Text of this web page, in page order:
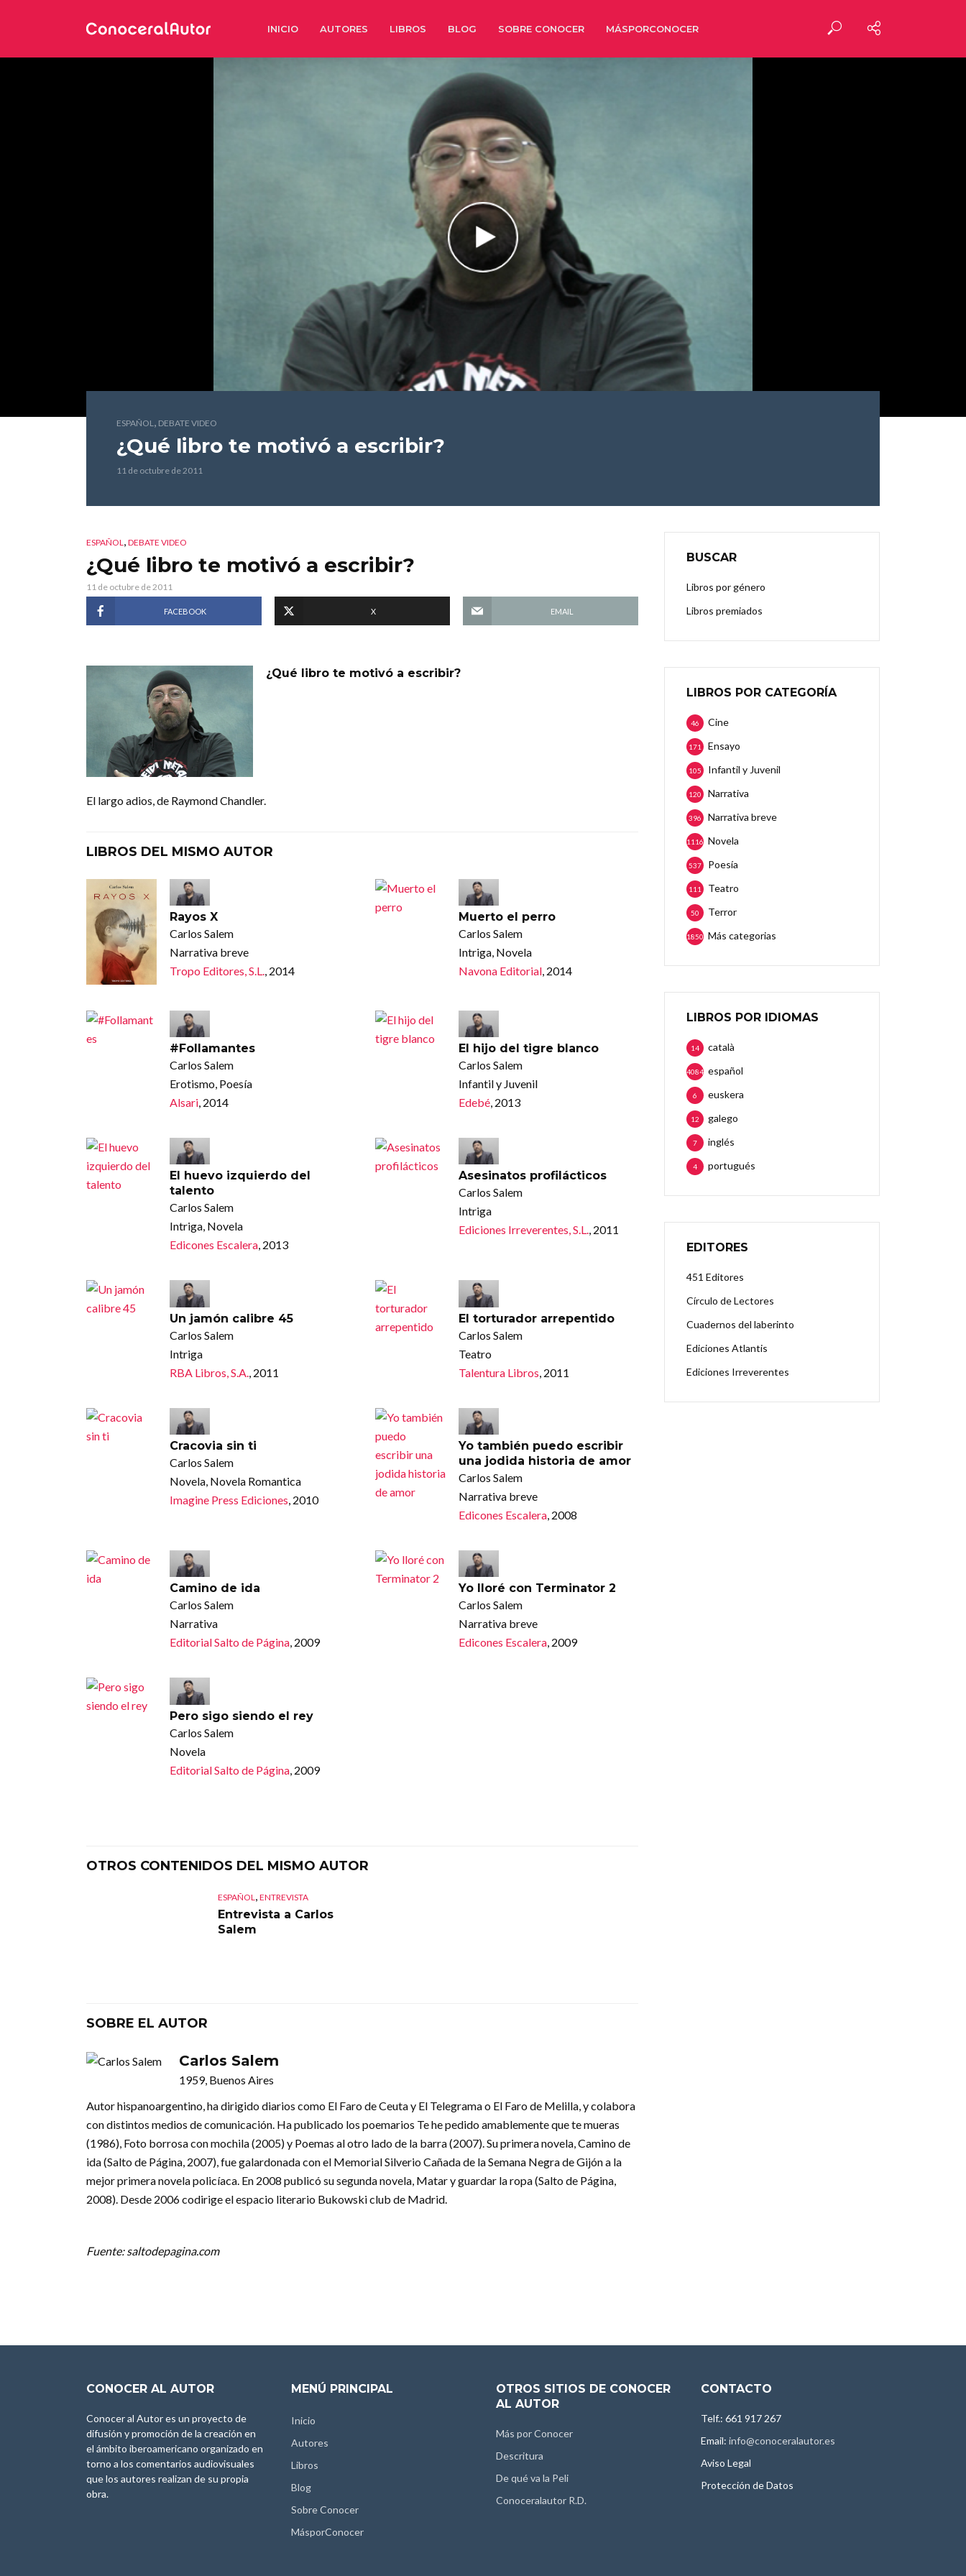
INICIO AUTORES LIBROS BLOG SOBRE CONOCER MÁSPORCONOCER
ESPAÑOL, DEBATE VIDEO
¿Qué libro te motivó a escribir?
11 de octubre de 2011
ESPAÑOL, DEBATE VIDEO
¿Qué libro te motivó a escribir?
11 de octubre de 2011
FACEBOOK X EMAIL
¿Qué libro te motivó a escribir?
El largo adios, de Raymond Chandler.
LIBROS DEL MISMO AUTOR
Rayos X
Carlos Salem
Narrativa breve
Tropo Editores, S.L., 2014
Muerto el perro
Carlos Salem
Intriga, Novela
Navona Editorial, 2014
#Follamantes
Carlos Salem
Erotismo, Poesía
Alsari, 2014
El hijo del tigre blanco
Carlos Salem
Infantil y Juvenil
Edebé, 2013
El huevo izquierdo del
talento
Carlos Salem
Intriga, Novela
Edicones Escalera, 2013
Asesinatos profilácticos
Carlos Salem
Intriga
Ediciones Irreverentes, S.L., 2011
Un jamón calibre 45
Carlos Salem
Intriga
RBA Libros, S.A. , 2011
El torturador arrepentido
Carlos Salem
Teatro
Talentura Libros , 2011
Cracovia sin ti
Carlos Salem
Novela, Novela Romantica
Imagine Press Ediciones, 2010
Yo también puedo escribir
una jodida historia de amor
Carlos Salem
Narrativa breve
Edicones Escalera, 2008
Camino de ida
Carlos Salem
Narrativa
Editorial Salto de Página, 2009
Yo lloré con Terminator 2
Carlos Salem
Narrativa breve
Edicones Escalera, 2009
Pero sigo siendo el rey
Carlos Salem
Novela
Editorial Salto de Página, 2009
OTROS CONTENIDOS DEL MISMO AUTOR
ESPAÑOL ENTREVISTA
Entrevista a Carlos
Salem
SOBRE EL AUTOR
Carlos Salem
1959, Buenos Aires
Autor hispanoargentino, ha dirigido diarios como El Faro de Ceuta y El Telegrama o El Faro de Melilla, y colabora
con distintos medios de comunicación. Ha publicado los poemarios Te he pedido amablemente que te mueras
(1986), Foto borrosa con mochila (2005) y Poemas al otro lado de la barra (2007). Su primera novela, Camino de
ida (Salto de Página, 2007), fue galardonada con el Memorial Silverio Cañada de la Semana Negra de Gijón a la
mejor primera novela policíaca. En 2008 publicó su segunda novela, Matar y guardar la ropa (Salto de Página,
2008). Desde 2006 codirige el espacio literario Bukowski club de Madrid.
Fuente: saltodepagina.com
BUSCAR
Libros por género
Libros premiados
LIBROS POR CATEGORÍA
Cine
46
Ensayo
171
Infantil y Juvenil
105
Narrativa
120
Narrativa breve
396
Novela
1116
Poesía
537
Teatro
111
Terror
50
Más categorias
1850
LIBROS POR IDIOMAS
català
14
español
4084
euskera
6
galego
12
inglés
7
portugués
4
EDITORES
451 Editores
Círculo de Lectores
Cuadernos del laberinto
Ediciones Atlantis
Ediciones Irreverentes
CONOCER AL AUTOR
Conocer al Autor es un proyecto de
difusión y promoción de la creación en
el ámbito iberoamericano organizado en
torno a los comentarios audiovisuales
que los autores realizan de su propia
obra.
MENÚ PRINCIPAL
Inicio
Autores
Libros
Blog
Sobre Conocer
MásporConocer
OTROS SITIOS DE CONOCER
AL AUTOR
Más por Conocer
Descritura
De qué va la Peli
Conoceralautor R.D.
CONTACTO
Telf.: 661 917 267
Email: info@conoceralautor.es
Aviso Legal
Protección de Datos